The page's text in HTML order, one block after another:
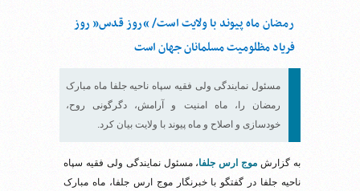
رمضان ماه پیوند با ولایت است/ “روز قدس” روز
فریاد مظلومیت مسلمانان جهان است
مسئول نمایندگی ولی فقیه سپاه ناحیه جلفا ماه مبارک
رمضان را، ماه امنیت و آرامش، دگرگونی روح،
خودسازی و اصلاح و ماه پیوند با ولایت بیان کرد.
به گزارش موج ارس جلفا، مسئول نمایندگی ولی فقیه سپاه
ناحیه جلفا در گفتگو با خبرنگار موج ارس جلفا، ماه مبارک